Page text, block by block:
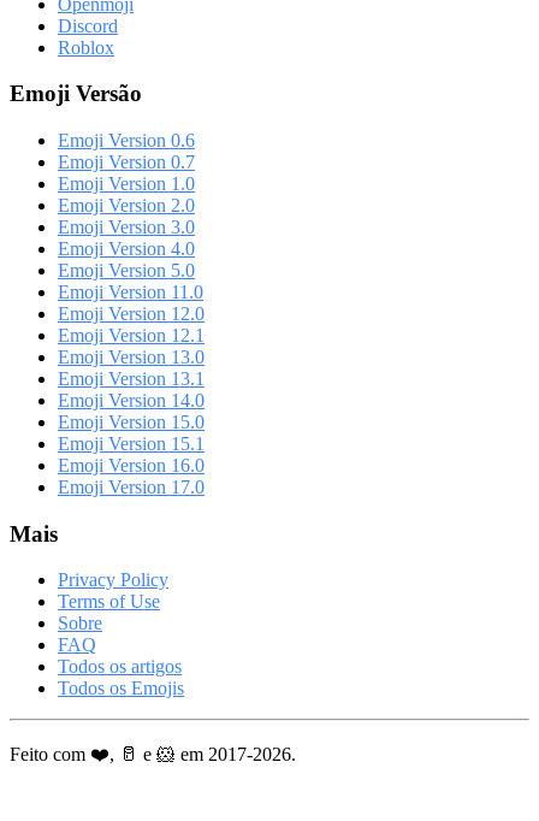
Discord
Roblox
Emoji Versão
Emoji Version 0.6
Emoji Version 0.7
Emoji Version 1.0
Emoji Version 2.0
Emoji Version 3.0
Emoji Version 4.0
Emoji Version 5.0
Emoji Version 11.0
Emoji Version 12.0
Emoji Version 12.1
Emoji Version 13.0
Emoji Version 13.1
Emoji Version 14.0
Emoji Version 15.0
Emoji Version 15.1
Emoji Version 16.0
Emoji Version 17.0
Mais
Privacy Policy
Terms of Use
Sobre
FAQ
Todos os artigos
Todos os Emojis
Feito com ❤️, 🥛 e 🐹 em 2017-2026.